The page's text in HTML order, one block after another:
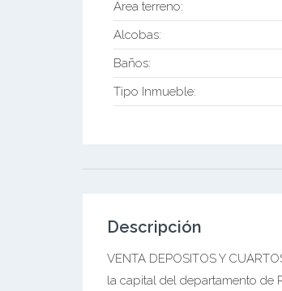
Área terreno:
Alcobas:
Baños:
Tipo Inmueble:
Descripción
VENTA DEPOSITOS Y
la capital del departamento de